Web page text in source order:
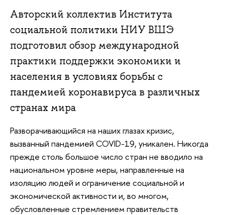
Авторский коллектив Института
социальной политики НИУ ВШЭ
подготовил обзор международной
практики поддержки экономики и
населения в условиях борьбы с
пандемией коронавируса в различных
странах мира
Разворачивающийся на наших глазах кризис,
вызванный пандемией COVID-19, уникален. Никогда
прежде столь большое число стран не вводило на
национальном уровне меры, направленные на
изоляцию людей и ограничение социальной и
экономической активности и, во многом,
обусловленные стремлением правительств